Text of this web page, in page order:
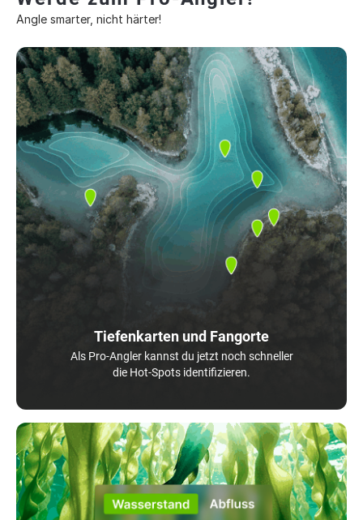
Angle smarter, nicht härter!
Tiefenkarten und Fangorte
Als Pro-Angler kannst du jetzt noch schneller
die Hot-Spots identifizieren.